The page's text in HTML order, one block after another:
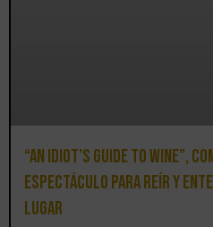
“An Idiot’s Guide to Wine”,
espectáculo para reír y
lugar